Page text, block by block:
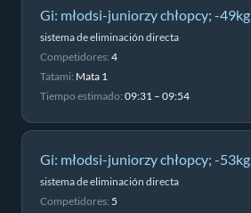
Gi: młodsi-juniorzy chłopcy; -49kg
sistema de eliminación directa
Competidores: 4
Tatami: Mata 1
Tiempo estimado: 09:31 – 09:54
Gi: młodsi-juniorzy chłopcy; -53kg
sistema de eliminación directa
Competidores: 5